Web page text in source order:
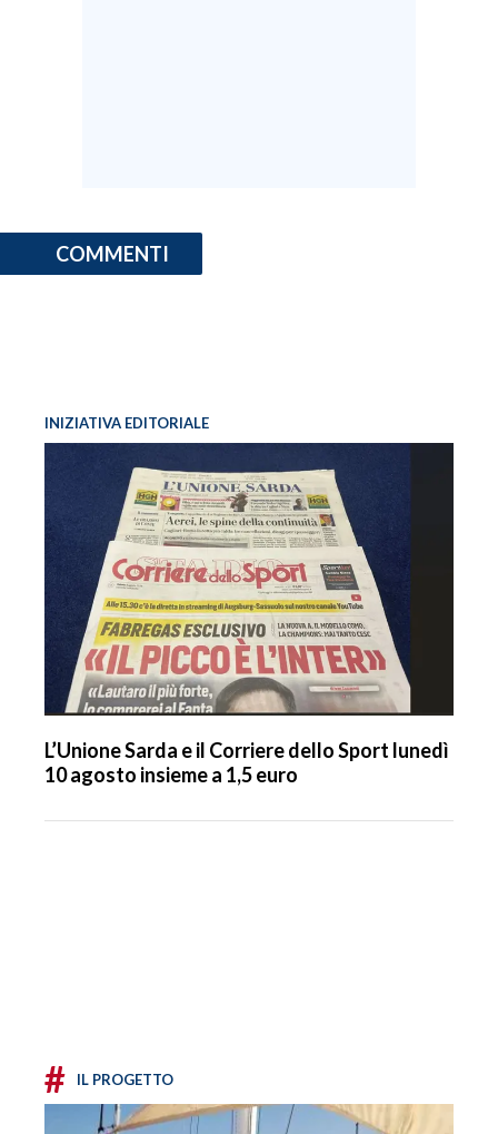
COMMENTI
INIZIATIVA EDITORIALE
L’Unione Sarda e il Corriere dello Sport lunedì
10 agosto insieme a 1,5 euro
# IL PROGETTO